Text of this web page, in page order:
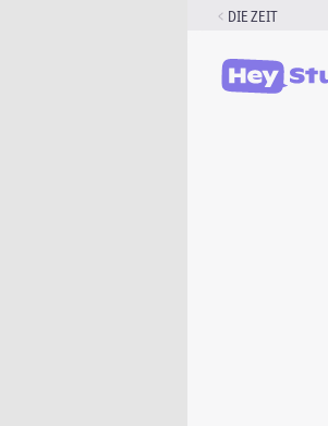
DIE ZEIT